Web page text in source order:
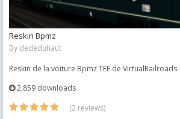
Reskin Bpmz
By dededuhaut
Reskin de la voiture Bpmz TEE de VirtualRailroads.
2,859 downloads
(2 reviews)